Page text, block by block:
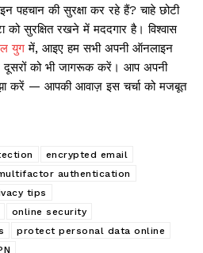
पहचान की सुरक्षा कर रहे हैं? चाहे छोटी
को सुरक्षित रखने में मददगार है। विश्वास
युग में, आइए हम सभी अपनी ऑनलाइन
दूसरों को भी जागरूक करें। आप अपनी
करें — आपकी आवाज़ इस चर्चा को मजबूत
encrypted email
authentication
tips
online security
protect personal data online